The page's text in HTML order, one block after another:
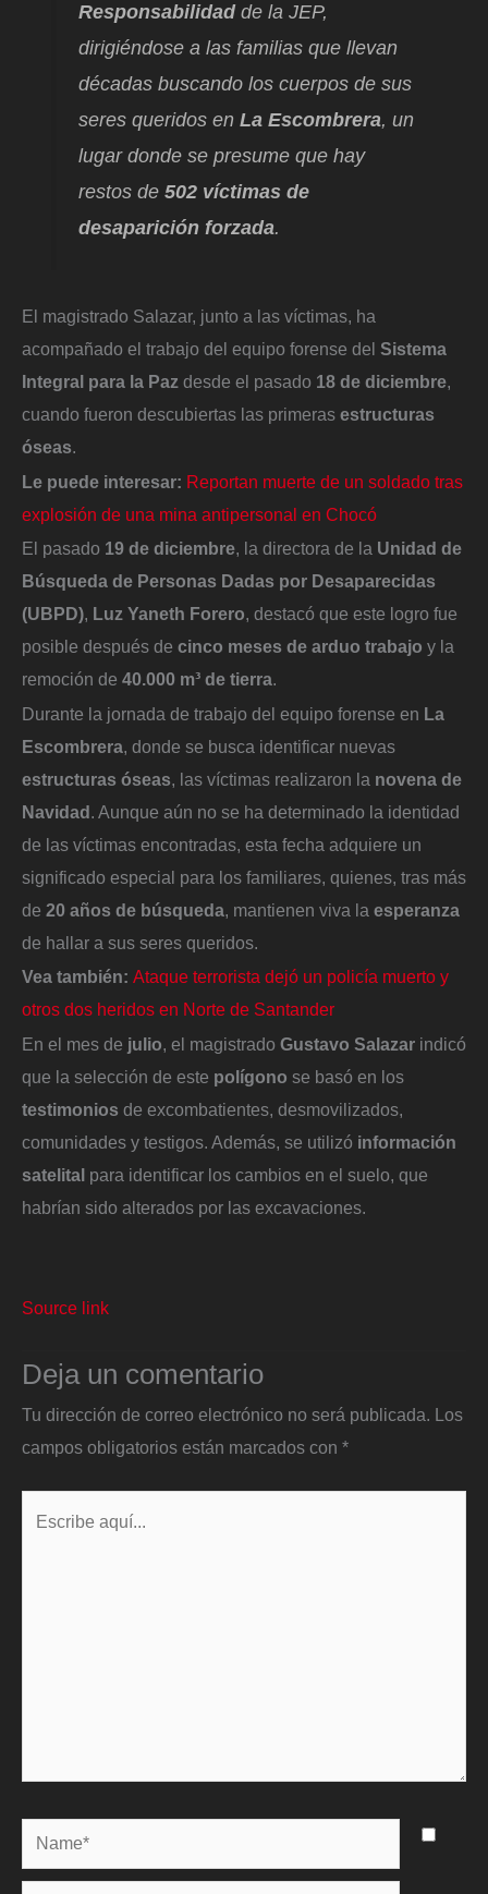
Responsabilidadde la JEP,
dirigiéndose a las familias que llevan
décadas buscando los cuerpos de sus
seres queridos enLa Escombrera, un
lugar donde se presume que hay
restos de502 víctimas de
desaparición forzada.
El magistrado Salazar, junto a las víctimas, ha
acompañado el trabajo del equipo forense del Sistema
Integral para la Paz desde el pasado 18 de diciembre,
cuando fueron descubiertas las primeras estructuras
óseas.
Le puede interesar: Reportan muerte de un soldado tras
explosión de una mina antipersonal en Chocó
El pasado 19 de diciembre, la directora de la Unidad de
Búsqueda de Personas Dadas por Desaparecidas
(UBPD), Luz Yaneth Forero, destacó que este logro fue
posible después de cinco meses de arduo trabajo y la
remoción de 40.000 m³ de tierra.
Durante la jornada de trabajo del equipo forense en La
Escombrera, donde se busca identificar nuevas
estructuras óseas, las víctimas realizaron la novena de
Navidad. Aunque aún no se ha determinado la identidad
de las víctimas encontradas, esta fecha adquiere un
significado especial para los familiares, quienes, tras más
de 20 años de búsqueda, mantienen viva la esperanza
de hallar a sus seres queridos.
Vea también: Ataque terrorista dejó un policía muerto y
otros dos heridos en Norte de Santander
En el mes de julio, el magistrado Gustavo Salazar indicó
que la selección de este polígono se basó en los
testimonios de excombatientes, desmovilizados,
comunidades y testigos. Además, se utilizó información
satelital para identificar los cambios en el suelo, que
habrían sido alterados por las excavaciones.
Source link
Deja un comentario
Tu dirección de correo electrónico no será publicada.
Los
campos obligatorios están marcados con *
Name*